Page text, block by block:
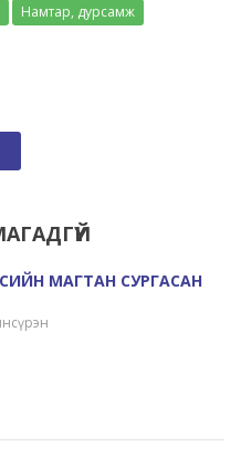
Намтар, дурсамж
МАГТАН СУРГАСАН